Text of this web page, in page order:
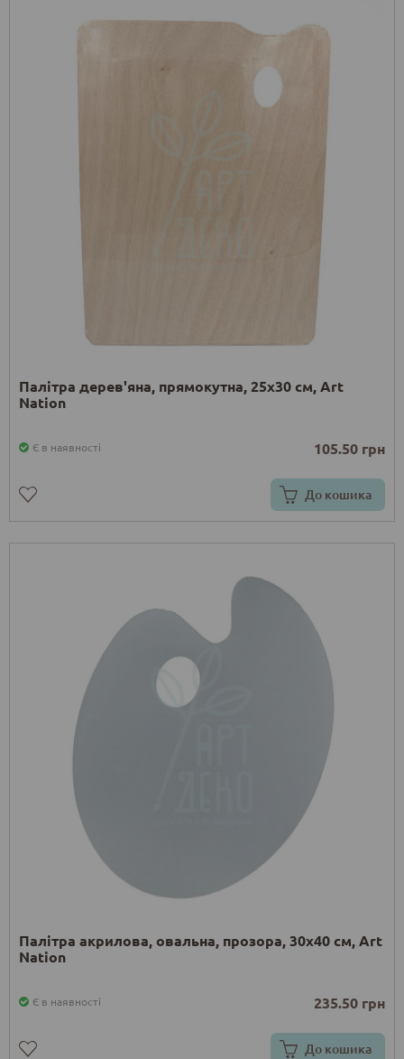
Палітра дерев'яна, прямокутна, 25х30 см, Art
Nation
Є в наявності 105.50 грн
До кошика
Палітра акрилова, овальна, прозора, 30х40 см, Art
Nation
Є в наявності 235.50 грн
До кошика